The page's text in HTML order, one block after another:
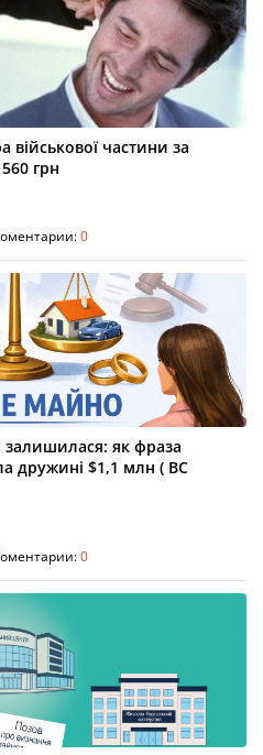
частини за
грн
0
залишилася: як фраза
дружині $1,1 млн ( ВС
0